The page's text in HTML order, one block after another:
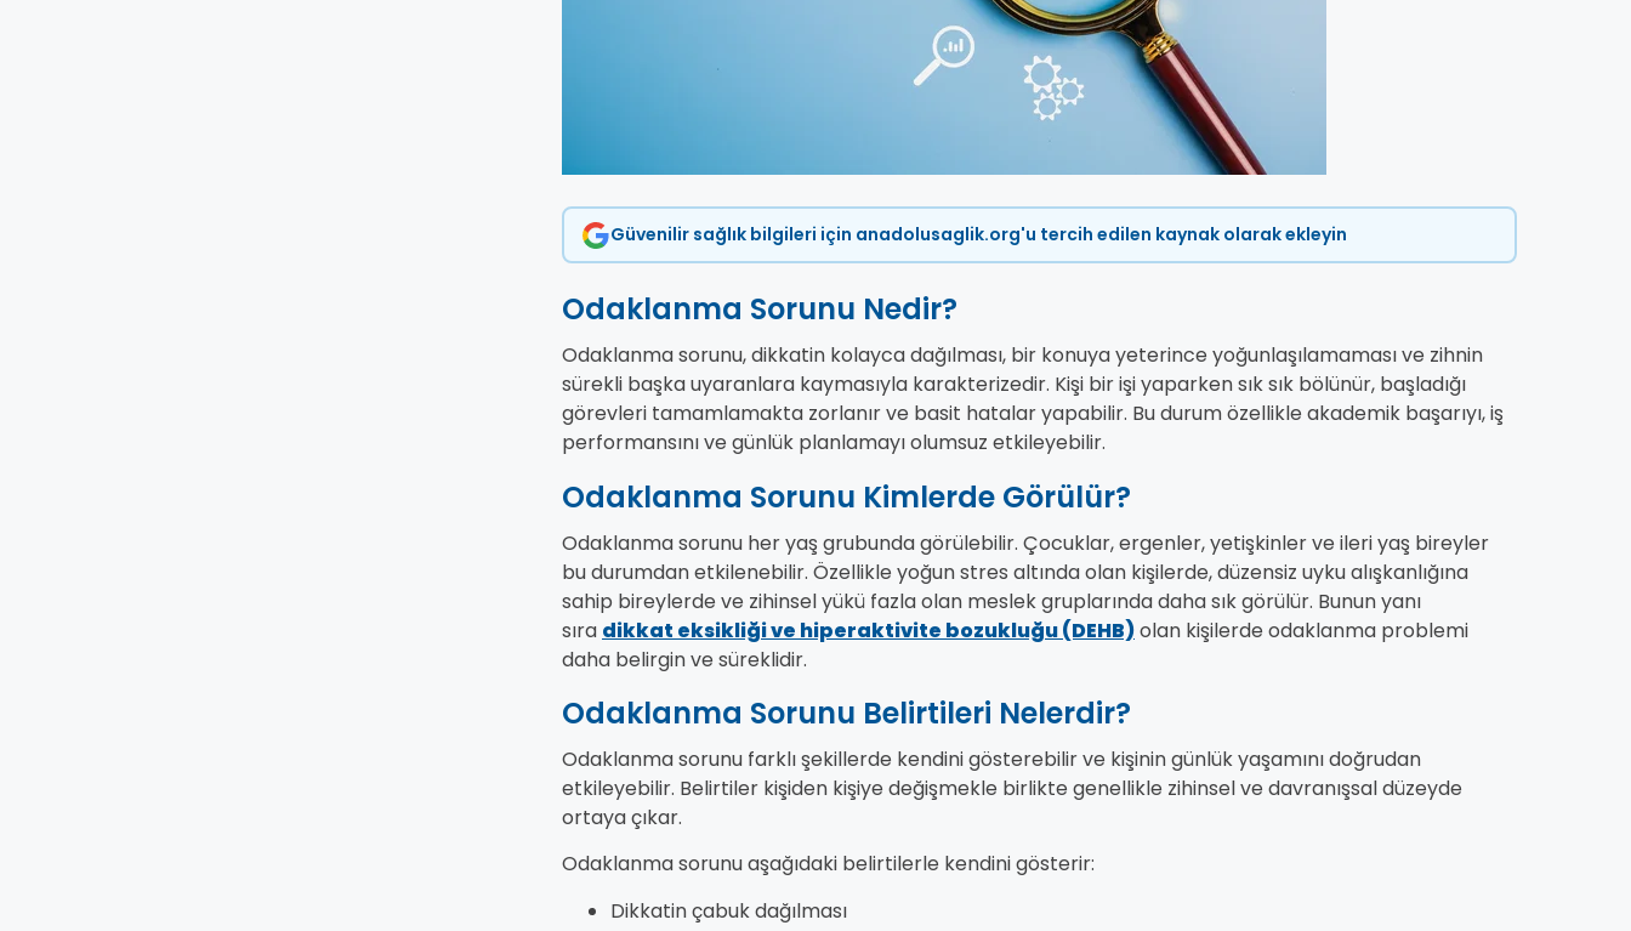
Güvenilir sağlık bilgileri için anadolusaglik.org'u tercih edilen kaynak olarak ekleyin
Odaklanma Sorunu Nedir?
Odaklanma sorunu, dikkatin kolayca dağılması, bir konuya yeterince yoğunlaşılamaması ve zihnin
sürekli başka uyaranlara kaymasıyla karakterizedir. Kişi bir işi yaparken sık sık bölünür, başladığı
görevleri tamamlamakta zorlanır ve basit hatalar yapabilir. Bu durum özellikle akademik başarıyı, iş
performansını ve günlük planlamayı olumsuz etkileyebilir.
Odaklanma Sorunu Kimlerde Görülür?
Odaklanma sorunu her yaş grubunda görülebilir. Çocuklar, ergenler, yetişkinler ve ileri yaş bireyler
bu durumdan etkilenebilir. Özellikle yoğun stres altında olan kişilerde, düzensiz uyku alışkanlığına
sahip bireylerde ve zihinsel yükü fazla olan meslek gruplarında daha sık görülür. Bunun yanı
sıra dikkat eksikliği ve hiperaktivite bozukluğu (DEHB)olan kişilerde odaklanma problemi
daha belirgin ve süreklidir.
Odaklanma Sorunu Belirtileri Nelerdir?
Odaklanma sorunu farklı şekillerde kendini gösterebilir ve kişinin günlük yaşamını doğrudan
etkileyebilir. Belirtiler kişiden kişiye değişmekle birlikte genellikle zihinsel ve davranışsal düzeyde
ortaya çıkar.
Odaklanma sorunu aşağıdaki belirtilerle kendini gösterir:
Dikkatin çabuk dağılması